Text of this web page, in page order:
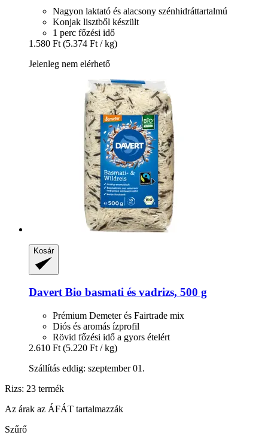
Nagyon laktató és alacsony szénhidráttartalmú
Konjak lisztből készült
1 perc főzési idő
1.580 Ft (5.374 Ft / kg)
Jelenleg nem elérhető
Kosár
DavertBio basmati és vadrizs, 500 g
Prémium Demeter és Fairtrade mix
Diós és aromás ízprofil
Rövid főzési idő a gyors ételért
2.610 Ft (5.220 Ft / kg)
Szállítás eddig: szeptember 01.
Rizs: 23 termék
Az árak az ÁFÁT tartalmazzák
Szűrő